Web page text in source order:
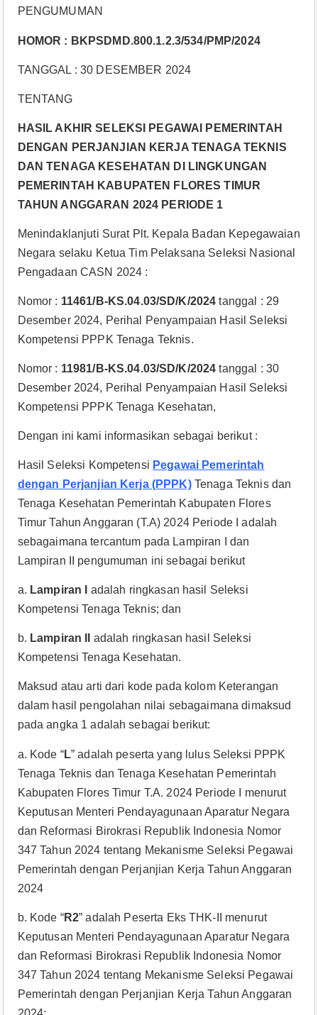
PENGUMUMAN
HOMOR : BKPSDMD.800.1.2.3/534/PMP/2024
TANGGAL : 30 DESEMBER 2024
TENTANG
HASIL AKHIR SELEKSI PEGAWAI PEMERINTAH
DENGAN PERJANJIAN KERJA TENAGA TEKNIS
DAN TENAGA KESEHATAN DI LINGKUNGAN
PEMERINTAH KABUPATEN FLORES TIMUR
TAHUN ANGGARAN 2024 PERIODE 1
Menindaklanjuti Surat Plt. Kepala Badan Kepegawaian
Negara selaku Ketua Tim Pelaksana Seleksi Nasional
Pengadaan CASN 2024 :
Nomor : 11461/B-KS.04.03/SD/K/2024 tanggal : 29
Desember 2024, Perihal Penyampaian Hasil Seleksi
Kompetensi PPPK Tenaga Teknis.
Nomor : 11981/B-KS.04.03/SD/K/2024 tanggal : 30
Desember 2024, Perihal Penyampaian Hasil Seleksi
Kompetensi PPPK Tenaga Kesehatan,
Dengan ini kami informasikan sebagai berikut :
Hasil Seleksi Kompetensi Pegawai Pemerintah
dengan Perjanjian Kerja (PPPK)Tenaga Teknis dan
Tenaga Kesehatan Pemerintah Kabupaten Flores
Timur Tahun Anggaran (T.A) 2024 Periode I adalah
sebagaimana tercantum pada Lampiran I dan
Lampiran II pengumuman ini sebagai berikut
a. Lampiran I adalah ringkasan hasil Seleksi
Kompetensi Tenaga Teknis; dan
b. Lampiran II adalah ringkasan hasil Seleksi
Kompetensi Tenaga Kesehatan.
Maksud atau arti dari kode pada kolom Keterangan
dalam hasil pengolahan nilai sebagaimana dimaksud
pada angka 1 adalah sebagai berikut:
a. Kode “L” adalah peserta yang lulus Seleksi PPPK
Tenaga Teknis dan Tenaga Kesehatan Pemerintah
Kabupaten Flores Timur T.A. 2024 Periode I menurut
Keputusan Menteri Pendayagunaan Aparatur Negara
dan Reformasi Birokrasi Republik Indonesia Nomor
347 Tahun 2024 tentang Mekanisme Seleksi Pegawai
Pemerintah dengan Perjanjian Kerja Tahun Anggaran
2024
b. Kode “R2” adalah Peserta Eks THK-II menurut
Keputusan Menteri Pendayagunaan Aparatur Negara
dan Reformasi Birokrasi Republik Indonesia Nomor
347 Tahun 2024 tentang Mekanisme Seleksi Pegawai
Pemerintah dengan Perjanjian Kerja Tahun Anggaran